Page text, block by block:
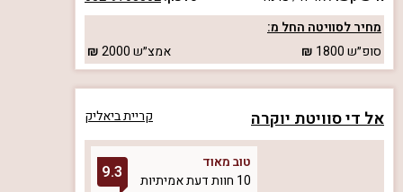
מחיר לסוויטה החל מ:
סופ״ש1800 אמצ״ש2000
אל די סוויטת יוקרה קריית ביאליק
טוב מאוד
10 חוות דעת אמיתיות
9.3